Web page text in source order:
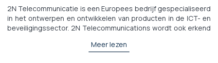
2N Telecommunicatie is een Europees bedrijf gespecialiseerd
in het ontwerpen en ontwikkelen van producten in de ICT- en
beveiligingssector. 2N Telecommunications wordt ook erkend
GSM/UTS-gateways vinden we de best verkopende EasyGate,
Meer lezen